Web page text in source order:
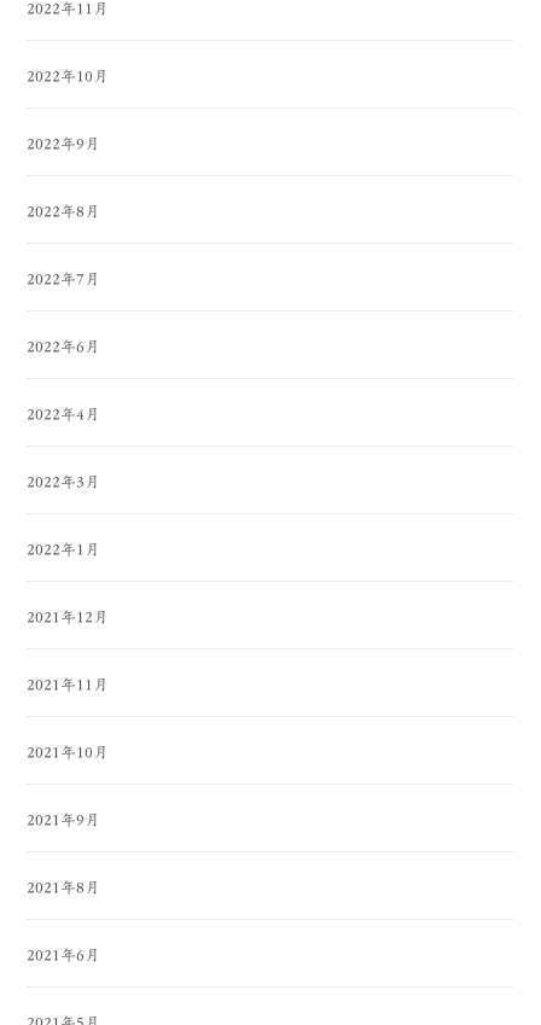
2022年11月
2022年10月
2022年9月
2022年8月
2022年7月
2022年6月
2022年4月
2022年3月
2022年1月
2021年12月
2021年11月
2021年10月
2021年9月
2021年8月
2021年6月